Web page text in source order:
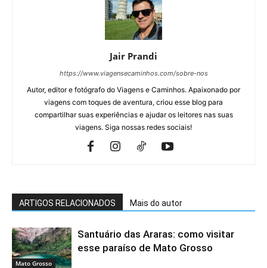
Jair Prandi
https://www.viagensecaminhos.com/sobre-nos
Autor, editor e fotógrafo do Viagens e Caminhos. Apaixonado por
viagens com toques de aventura, criou esse blog para
compartilhar suas experiências e ajudar os leitores nas suas
viagens. Siga nossas redes sociais!
ARTIGOS RELACIONADOS Mais do autor
Mato Grosso
Santuário das Araras: como visitar
esse paraíso de Mato Grosso